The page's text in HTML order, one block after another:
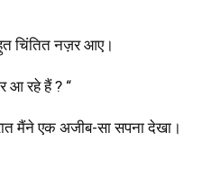
चिंतित नज़र आए।
आ रहे हैं ? “
मैंने एक अजीब-सा सपना देखा।